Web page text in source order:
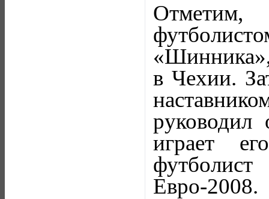
Отметим,
«Шинника»,
в Чехии.
руководил
играет
Евро-2008.